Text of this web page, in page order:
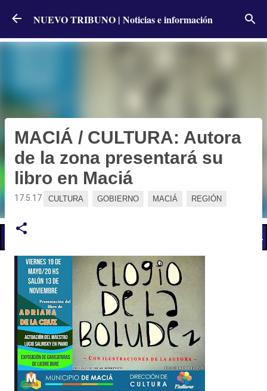
Ir al contenido principal
NUEVO TRIBUNO | Noticias e información
📢 LO ÚLTIMO
MACIÁ / CULTURA: Autora
de la zona presentará su
libro en Maciá
17.5.17 CULTURA GOBIERNO MACIÁ REGIÓN